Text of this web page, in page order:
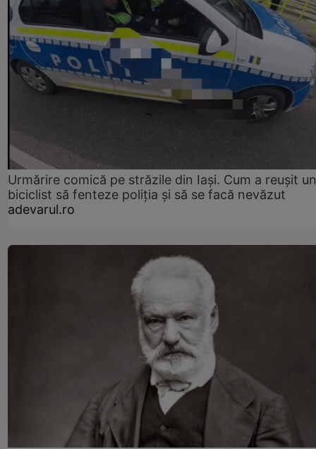
Urmărire comică pe străzile din Iași. Cum a reușit un
biciclist să fenteze poliția și să se facă nevăzut
adevarul.ro